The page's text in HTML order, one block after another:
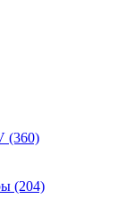
(360)
(204)